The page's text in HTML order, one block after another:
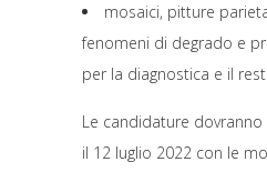
mosaici, pitture
fenomeni di degrado e
per la diagnostica e il
Le candidature
il 12 luglio 2022 con le